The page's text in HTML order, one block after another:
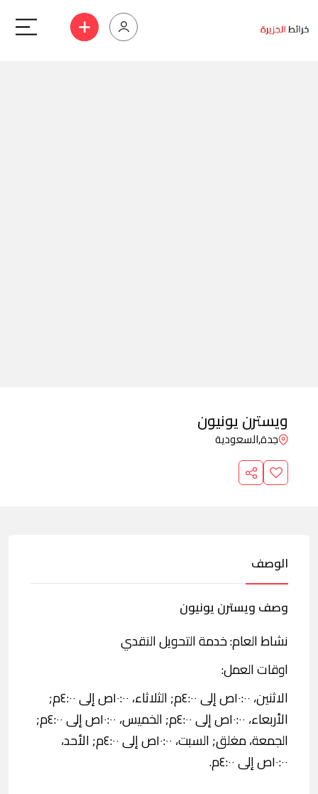
ويسترن يونيون
جدة,السعودية
الوصف
وصف ويسترن يونيون
نشاط العام: خدمة التحويل النقدي
اوقات العمل:
الاثنين، ١٠:٠٠ص إلى ٤:٠٠م; الثلاثاء، ١٠:٠٠ص إلى ٤:٠٠م;
الأربعاء، ١٠:٠٠ص إلى ٤:٠٠م; الخميس، ١٠:٠٠ص إلى ٤:٠٠م;
الجمعة، مغلق; السبت، ١٠:٠٠ص إلى ٤:٠٠م; الأحد،
١٠:٠٠ص إلى ٤:٠٠م.